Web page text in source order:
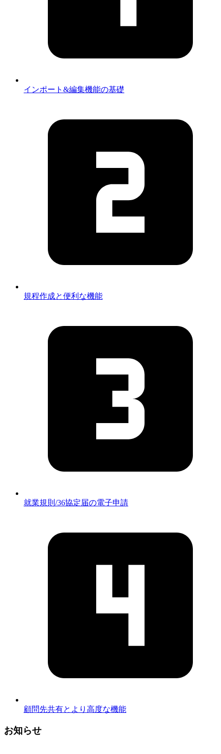
インポート&編集機能の基礎
規程作成と便利な機能
就業規則/36協定届の電子申請
顧問先共有とより高度な機能
お知らせ